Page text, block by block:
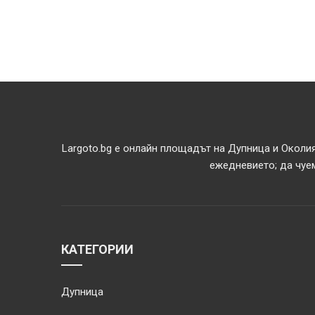
Largoto.bg е онлайн площадът на Дупница и
ежедневието; да
КАТЕГОРИИ
Дупница